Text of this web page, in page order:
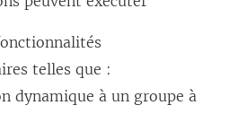
telles que :
dynamique à un groupe à